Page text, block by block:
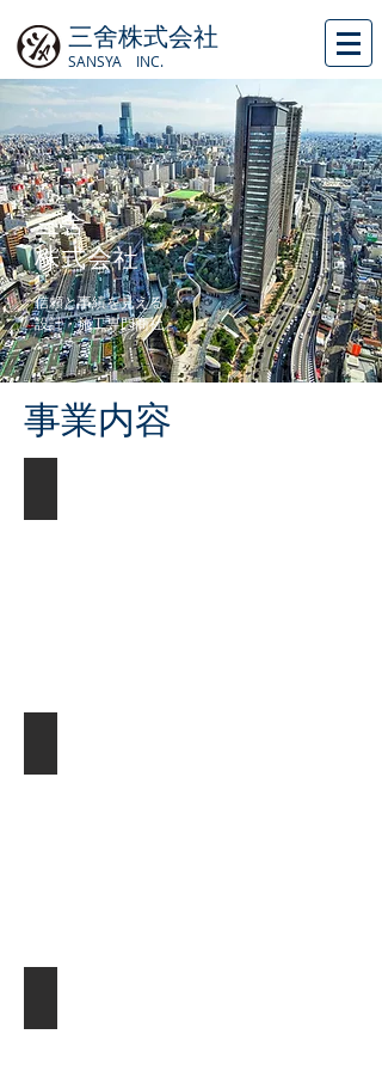
三舍株式会社
SANSYA INC.
三舍
​株式会社
信頼と事績を見える。
​設計・施工専門商社。
​事業内容